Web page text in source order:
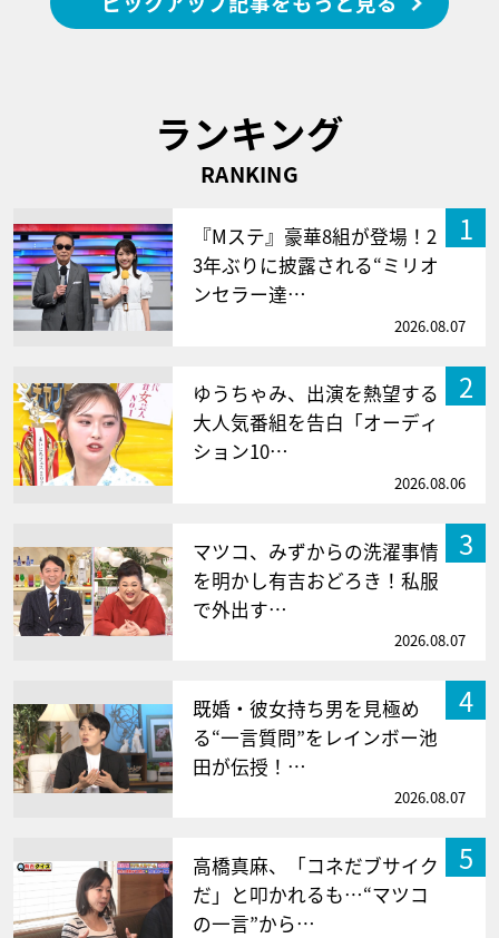
ランキング
RANKING
1
『Mステ』豪華8組が登場！2
3年ぶりに披露される“ミリオ
ンセラー達…
2026.08.07
2
ゆうちゃみ、出演を熱望する
大人気番組を告白「オーディ
ション10…
2026.08.06
3
マツコ、みずからの洗濯事情
を明かし有吉おどろき！私服
で外出す…
2026.08.07
4
既婚・彼女持ち男を見極め
る“一言質問”をレインボー池
田が伝授！…
2026.08.07
5
高橋真麻、「コネだブサイク
だ」と叩かれるも…“マツコ
の一言”から…